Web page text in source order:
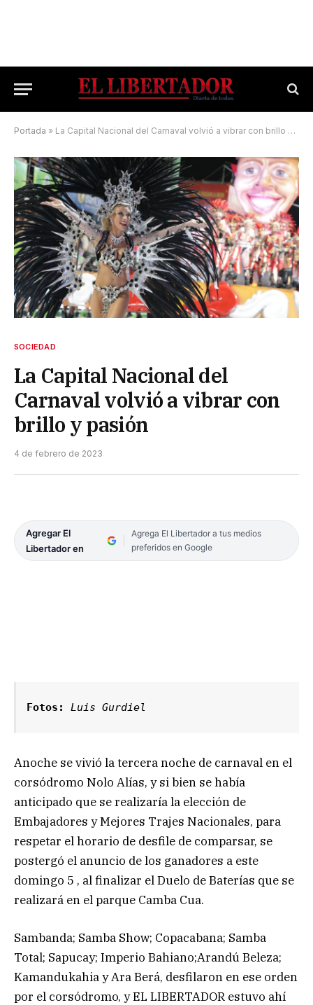
Portada » La Capital Nacional del Carnaval volvió a vibrar con brillo y pasión
SOCIEDAD
La Capital Nacional del
Carnaval volvió a vibrar con
brillo y pasión
4 de febrero de 2023
Agregar El
Libertador en
Agrega El Libertador a tus medios
preferidos en Google
Fotos: Luis Gurdiel
Anoche se vivió la tercera noche de carnaval en el
corsódromo Nolo Alías, y si bien se había
anticipado que se realizaría la elección de
Embajadores y Mejores Trajes Nacionales, para
respetar el horario de desfile de comparsar, se
postergó el anuncio de los ganadores a este
domingo 5 , al finalizar el Duelo de Baterías que se
realizará en el parque Camba Cua.
Sambanda; Samba Show; Copacabana; Samba
Total; Sapucay; Imperio Bahiano;Arandú Beleza;
Kamandukahia y Ara Berá, desfilaron en ese orden
por el corsódromo, y EL LIBERTADOR estuvo ahí